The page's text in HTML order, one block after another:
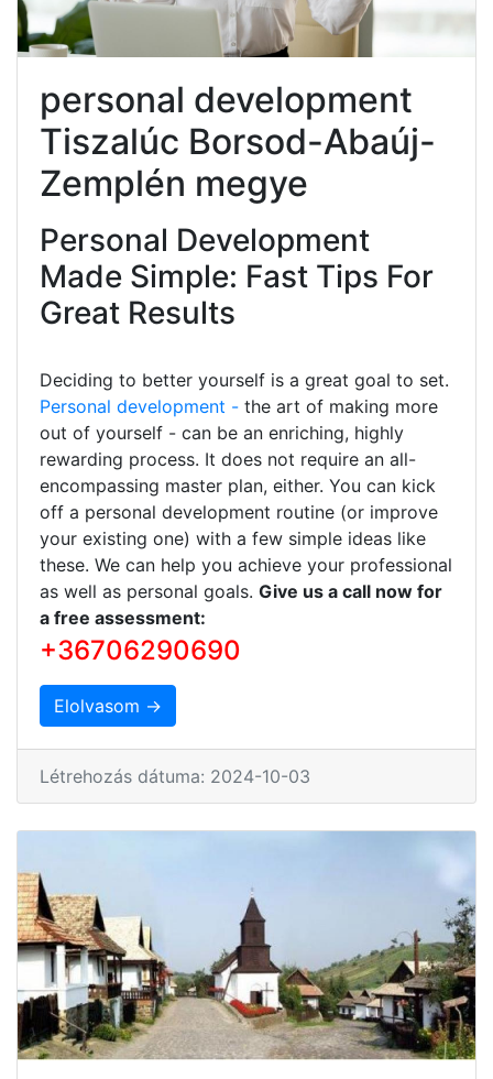
personal development
Tiszalúc Borsod-Abaúj-
Zemplén megye
Personal Development
Made Simple: Fast Tips For
Great Results
Deciding to better yourself is a great goal to set.
Personal development - the art of making more
out of yourself - can be an enriching, highly
rewarding process. It does not require an all-
encompassing master plan, either. You can kick
off a personal development routine (or improve
your existing one) with a few simple ideas like
these. We can help you achieve your professional
as well as personal goals. Give us a call now for
a free assessment:
+36706290690
Elolvasom →
Létrehozás dátuma: 2024-10-03